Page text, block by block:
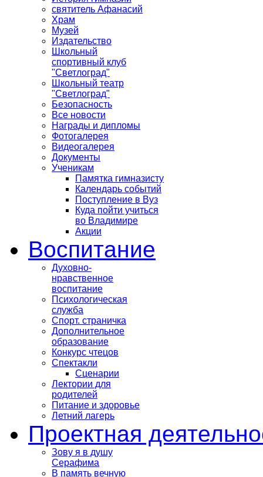
святитель Афанасий
Храм
Музей
Издательство
Школьный
спортивный клуб
"Светлоград"
Школьный театр
"Светлоград"
Безопасность
Все новости
Награды и дипломы
Фотогалерея
Видеогалерея
Документы
Ученикам
Памятка гимназисту
Календарь событий
Поступление в Вуз
Куда пойти учиться
во Владимире
Акции
Воспитание
Духовно-
нравственное
воспитание
Психологическая
служба
Спорт. страничка
Дополнительное
образование
Конкурс чтецов
Спектакли
Сценарии
Лектории для
родителей
Питание и здоровье
Летний лагерь
Проектная
Зову я в душу
Серафима
В память вечную